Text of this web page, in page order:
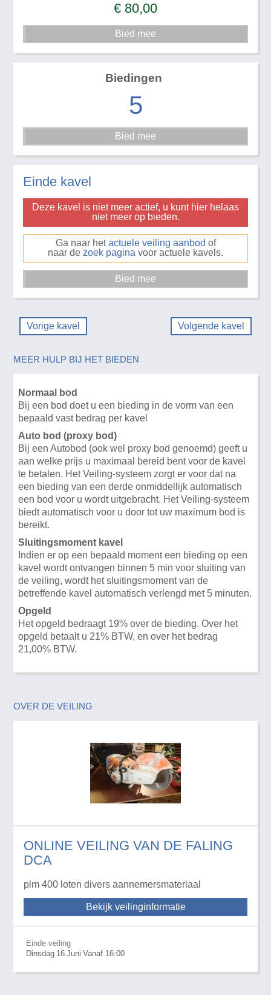
€ 80,00
Biedingen
5
Einde kavel
Deze kavel is niet meer actief, u kunt hier helaas
niet meer op bieden.
Ga naar hetactuele veiling aanbod of
naar de zoek pagina voor actuele kavels.
Vorige kavel Volgende kavel
MEER HULP BIJ HET BIEDEN
Normaal bod
Bij een bod doet u een bieding in de vorm van een
bepaald vast bedrag per kavel
Auto bod (proxy bod)
Bij een Autobod (ook wel proxy bod genoemd) geeft u
aan welke prijs u maximaal bereid bent voor de kavel
te betalen. Het Veiling-systeem zorgt er voor dat na
een bieding van een derde onmiddellijk automatisch
een bod voor u wordt uitgebracht. Het Veiling-systeem
biedt automatisch voor u door tot uw maximum bod is
bereikt.
Sluitingsmoment kavel
Indien er op een bepaald moment een bieding op een
kavel wordt ontvangen binnen 5 min voor sluiting van
de veiling, wordt het sluitingsmoment van de
betreffende kavel automatisch verlengd met 5 minuten.
Opgeld
Het opgeld bedraagt 19% over de bieding. Over het
opgeld betaalt u 21% BTW, en over het bedrag
21,00% BTW.
OVER DE VEILING
ONLINE VEILING VAN DE FALING
DCA
plm 400 loten divers aannemersmateriaal
Bekijk veilinginformatie
Einde veiling
Dinsdag 16 Juni Vanaf 16:00